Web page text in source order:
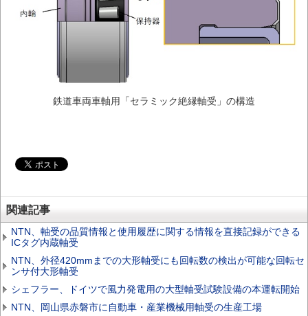
鉄道車両車軸用「セラミック絶縁軸受」の構造
関連記事
NTN、軸受の品質情報と使用履歴に関する情報を直接記録ができる
ICタグ内蔵軸受
NTN、外径420mmまでの大形軸受にも回転数の検出が可能な回転セ
ンサ付大形軸受
シェフラー、ドイツで風力発電用の大型軸受試験設備の本運転開始
NTN、岡山県赤磐市に自動車・産業機械用軸受の生産工場